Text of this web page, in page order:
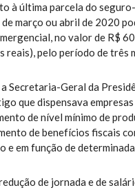
à última parcela do
de março ou abril de 2020
no valor de R$
reais), pelo período de três
Secretaria-Geral da
que dispensava
de nível mínimo de
de benefícios fiscais
e em função de
de jornada e de